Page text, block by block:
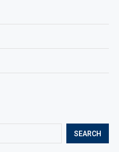
SEARCH